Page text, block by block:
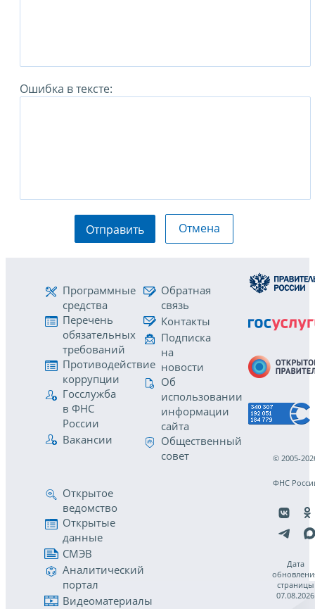
Ошибка в тексте:
Отправить Отмена
Программные
средства
Перечень
обязательных
требований
Противодействие
коррупции
Госслужба
в ФНС
России
Вакансии
Обратная
связь
Контакты
Подписка
на
новости
Об
использовании
информации
сайта
Общественный
совет
Открытое
ведомство
Открытые
данные
СМЭВ
Аналитический
портал
Видеоматериалы
© 2005-
ФНС
Дата
страницы
07.08.2026